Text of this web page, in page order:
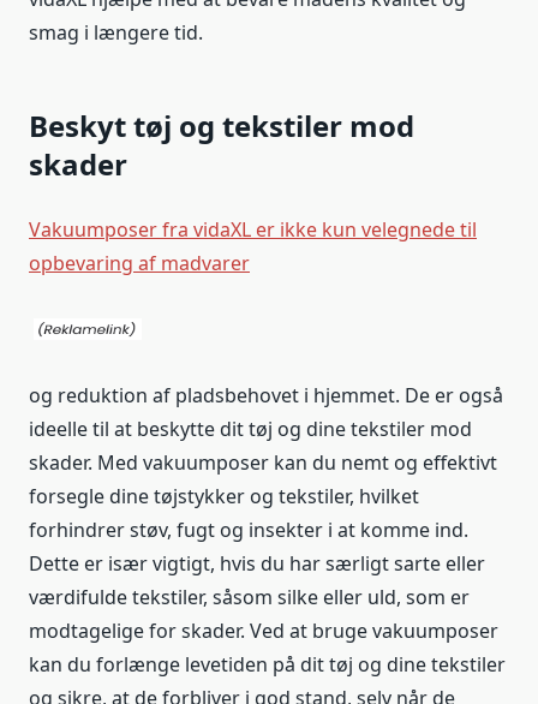
smag i længere tid.
Beskyt tøj og tekstiler mod
skader
Vakuumposer fra vidaXL er ikke kun velegnede til
opbevaring af madvarer
og reduktion af pladsbehovet i hjemmet. De er også
ideelle til at beskytte dit tøj og dine tekstiler mod
skader. Med vakuumposer kan du nemt og effektivt
forsegle dine tøjstykker og tekstiler, hvilket
forhindrer støv, fugt og insekter i at komme ind.
Dette er især vigtigt, hvis du har særligt sarte eller
værdifulde tekstiler, såsom silke eller uld, som er
modtagelige for skader. Ved at bruge vakuumposer
kan du forlænge levetiden på dit tøj og dine tekstiler
og sikre, at de forbliver i god stand, selv når de